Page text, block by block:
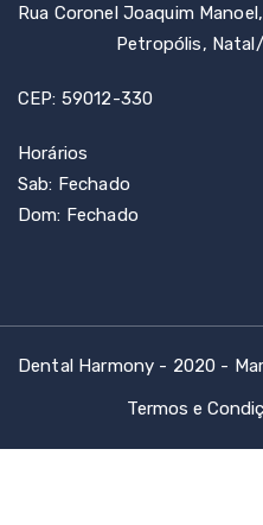
Rua Coronel Joaquim
Petropólis, Natal/
CEP: 59012-330
Horários
Sab: Fechado
Dom: Fechado
Dental Harmony - 2020 -
Termos e